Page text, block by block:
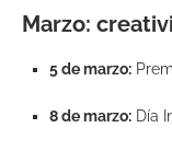
Marzo:
5 de marzo:
8 de marzo: Día